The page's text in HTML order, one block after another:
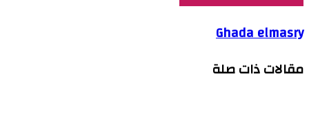
Ghada elmasry
مقالات ذات صلة